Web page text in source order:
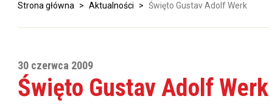
Strona główna > Aktualności > Święto Gustav Adolf Werk
30 czerwca 2009
Święto Gustav Adolf Werk